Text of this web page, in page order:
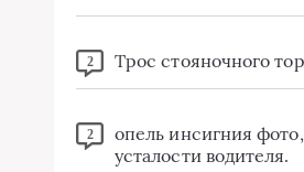
2 Трос стояночного
2
опель инсигния
усталости водителя.